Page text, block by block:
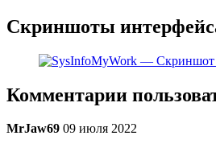
Скриншоты
Комментарии
MrJaw69 09 июля 2022